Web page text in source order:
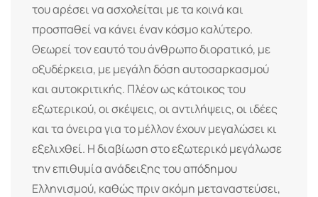
του αρέσει να ασχολείται με τα κοινά και
προσπαθεί να κάνει έναν κόσμο καλύτερο.
Θεωρεί τον εαυτό του άνθρωπο διορατικό, με
οξυδέρκεια, με μεγάλη δόση αυτοσαρκασμού
και αυτοκριτικής. Πλέον ως κάτοικος του
εξωτερικού, οι σκέψεις, οι αντιλήψεις, οι ιδέες
και τα όνειρα για το μέλλον έχουν μεγαλώσει κι
εξελιχθεί. Η διαβίωση στο εξωτερικό μεγάλωσε
την επιθυμία ανάδειξης του απόδημου
Ελληνισμού, καθώς πριν ακόμη μεταναστεύσει,